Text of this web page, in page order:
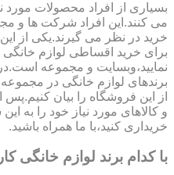
بسیاری از افراد محصولات مورد
می کنند.این افراد شرکت ها و
خرید در نظر می گیرند.یکی از
برای خرید اقساطی لوازم خانگی
نمایید،وبسایت و مجموعه
برندهای لوازم خانگی در
از این فروشگاه را بیان
و کالاهای مورد نیاز خود را به
خریداری کنید،با ما همراه باشید.
با کدام برند لوازم خانگی